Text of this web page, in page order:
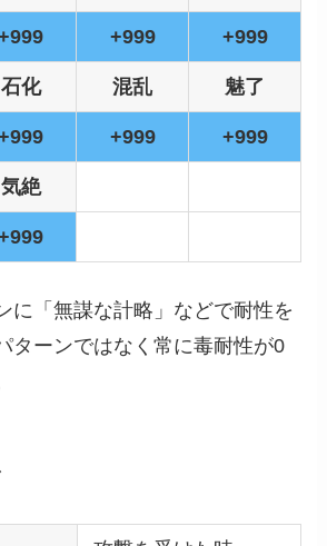
+999 +999
石化 混乱 魅了
+999 +999
気絶
に「無謀な計略」などで耐性を
ターンではなく常に毒耐性が0